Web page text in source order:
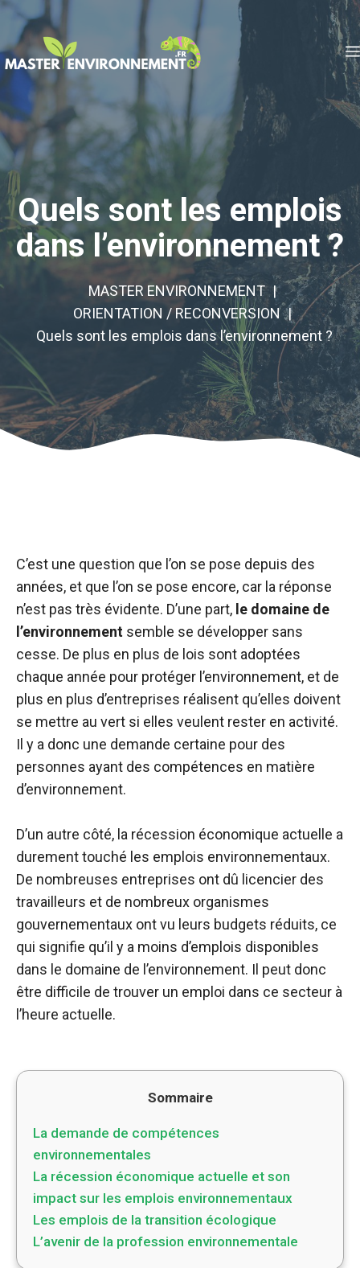
Aller
contenu
Quels sont les emplois
dans l’environnement ?
MASTER ENVIRONNEMENT
ORIENTATION / RECONVERSION
Quels sont les emplois dans l’environnement ?
C’est une question que l’on se pose depuis des
années, et que l’on se pose encore, car la réponse
n’est pas très évidente. D’une part, le domaine de
l’environnement semble se développer sans
cesse. De plus en plus de lois sont adoptées
chaque année pour protéger l’environnement, et de
plus en plus d’entreprises réalisent qu’elles doivent
se mettre au vert si elles veulent rester en activité.
Il y a donc une demande certaine pour des
personnes ayant des compétences en matière
d’environnement.
D’un autre côté, la récession économique actuelle a
durement touché les emplois environnementaux.
De nombreuses entreprises ont dû licencier des
travailleurs et de nombreux organismes
gouvernementaux ont vu leurs budgets réduits, ce
qui signifie qu’il y a moins d’emplois disponibles
dans le domaine de l’environnement. Il peut donc
être difficile de trouver un emploi dans ce secteur à
l’heure actuelle.
Sommaire
La demande de compétences
environnementales
La récession économique actuelle et son
impact sur les emplois environnementaux
Les emplois de la transition écologique
L’avenir de la profession environnementale